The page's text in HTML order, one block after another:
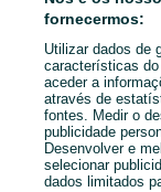
fornecermos:
Utilizar dados de
características
aceder a
através de
fontes. Medir o
publicidade
Desenvolver e
selecionar
dados limitados